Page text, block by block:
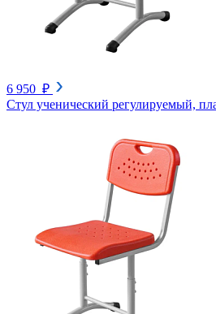
6 950 ₽
Стул ученический регулируемый,